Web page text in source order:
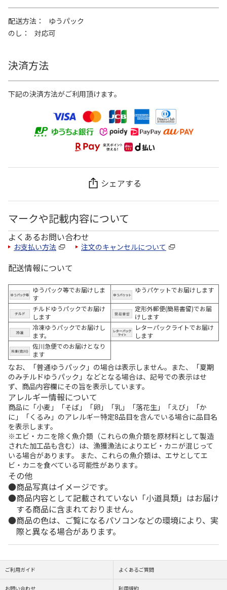
配送方法
ゆうパック
のし
対応可
決済方法
下記の決済方法がご利用頂けます。
シェアする
マークや記載内容について
よくあるお問い合わせ
お支払い方法 注文のキャンセルについて
配送情報について
ゆうパック等でお届けしま
す
ゆうパケットでお届けします
チルドゆうパックでお届け
します
定形外郵便(簡易書留)でお届
けします
冷凍ゆうパックでお届けし
ます。
レターパックライトでお届け
します
佐川急便でのお届けとなり
ます
なお、「普通ゆうパック」の場合は表示しません。また、「夏期
のみチルドゆうパック」などとなる場合は、記号での表示はせ
ず、商品内容欄にその旨を表示しています。
アレルギー情報について
商品に「小麦」「そば」「卵」「乳」「落花生」「えび」「か
に」「くるみ」のアレルギー特定8品目を含んでいる場合に品目名
を表示します。
※エビ・カニを除く魚介類（これらの魚介類を原材料として製造
された加工品も含む）は、漁獲漁法によりエビ・カニが混じって
いる場合があります。 また、これらの魚介類は、エサとしてエ
ビ・カニを食べている可能性があります。
その他
商品写真はイメージです。
商品内容として記載されていない「小道具類」はお届け
する商品に含まれておりません。
商品の色は、ご覧になるパソコンなどの環境により、実
際と異なる場合があります。
ご利用ガイド よくあるご質問
お問い合わせ 利用規約